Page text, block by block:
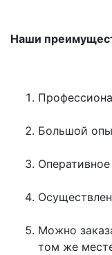
Наши
Большой
Можно
том же